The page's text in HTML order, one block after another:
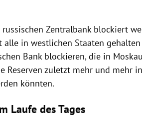
russischen Zentralbank blockiert
in westlichen Staaten gehalten
Bank blockieren, die in
Reserven zuletzt mehr und mehr
könnten.
Laufe des Tages